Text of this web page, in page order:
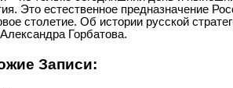
Это естественное предназначение
столетие. Об истории русской
Горбатова.
Записи: